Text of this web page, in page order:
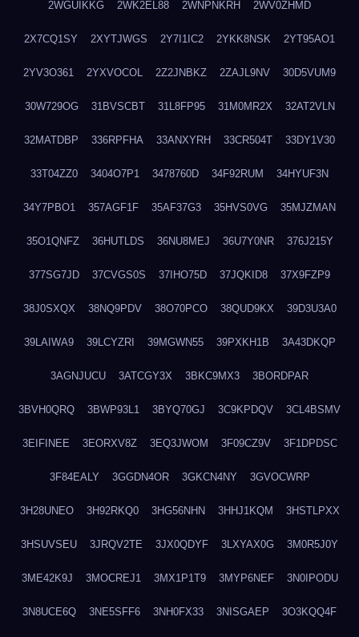
2WGUIKKG 2WK2EL88 2WNPNKRH 2WV0ZHMD
2X7CQ1SY 2XYTJWGS 2Y7I1IC2 2YKK8NSK 2YT95AO1
2YV3O361 2YXVOCOL 2Z2JNBKZ 2ZAJL9NV 30D5VUM9
30W729OG 31BVSCBT 31L8FP95 31M0MR2X 32AT2VLN
32MATDBP 336RPFHA 33ANXYRH 33CR504T 33DY1V30
33T04ZZ0 3404O7P1 3478760D 34F92RUM 34HYUF3N
34Y7PBO1 357AGF1F 35AF37G3 35HVS0VG 35MJZMAN
35O1QNFZ 36HUTLDS 36NU8MEJ 36U7Y0NR 376J215Y
377SG7JD 37CVGS0S 37IHO75D 37JQKID8 37X9FZP9
38J0SXQX 38NQ9PDV 38O70PCO 38QUD9KX 39D3U3A0
39LAIWA9 39LCYZRI 39MGWN55 39PXKH1B 3A43DKQP
3AGNJUCU 3ATCGY3X 3BKC9MX3 3BORDPAR
3BVH0QRQ 3BWP93L1 3BYQ70GJ 3C9KPDQV 3CL4BSMV
3EIFINEE 3EORXV8Z 3EQ3JWOM 3F09CZ9V 3F1DPDSC
3F84EALY 3GGDN4OR 3GKCN4NY 3GVOCWRP
3H28UNEO 3H92RKQ0 3HG56NHN 3HHJ1KQM 3HSTLPXX
3HSUVSEU 3JRQV2TE 3JX0QDYF 3LXYAX0G 3M0R5J0Y
3ME42K9J 3MOCREJ1 3MX1P1T9 3MYP6NEF 3N0IPODU
3N8UCE6Q 3NE5SFF6 3NH0FX33 3NISGAEP 3O3KQQ4F